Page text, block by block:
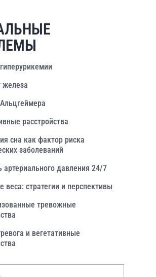
расстройства
сна как фактор риска
заболеваний
артериального давления 24/7
веса: стратегии и перспективы
тревожные
и вегетативные